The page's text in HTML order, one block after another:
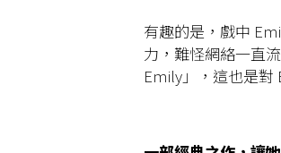
有趣的是，戲中
力，難怪網絡一直
Emily」，這也是對